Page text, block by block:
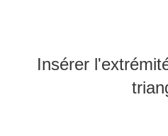
Insérer